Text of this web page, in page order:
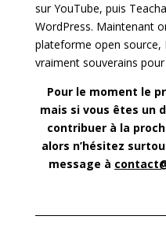
sur YouTube, puis
WordPress. Maintenant
plateforme open source,
vraiment souverains pour
Pour le moment le
mais si vous êtes un
contribuer à la
alors n’hésitez
message à